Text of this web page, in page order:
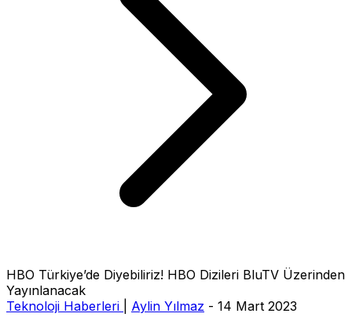
HBO Türkiye’de Diyebiliriz! HBO Dizileri BluTV Üzerinden
Yayınlanacak
Teknoloji Haberleri
Aylin Yılmaz - 14 Mart 2023